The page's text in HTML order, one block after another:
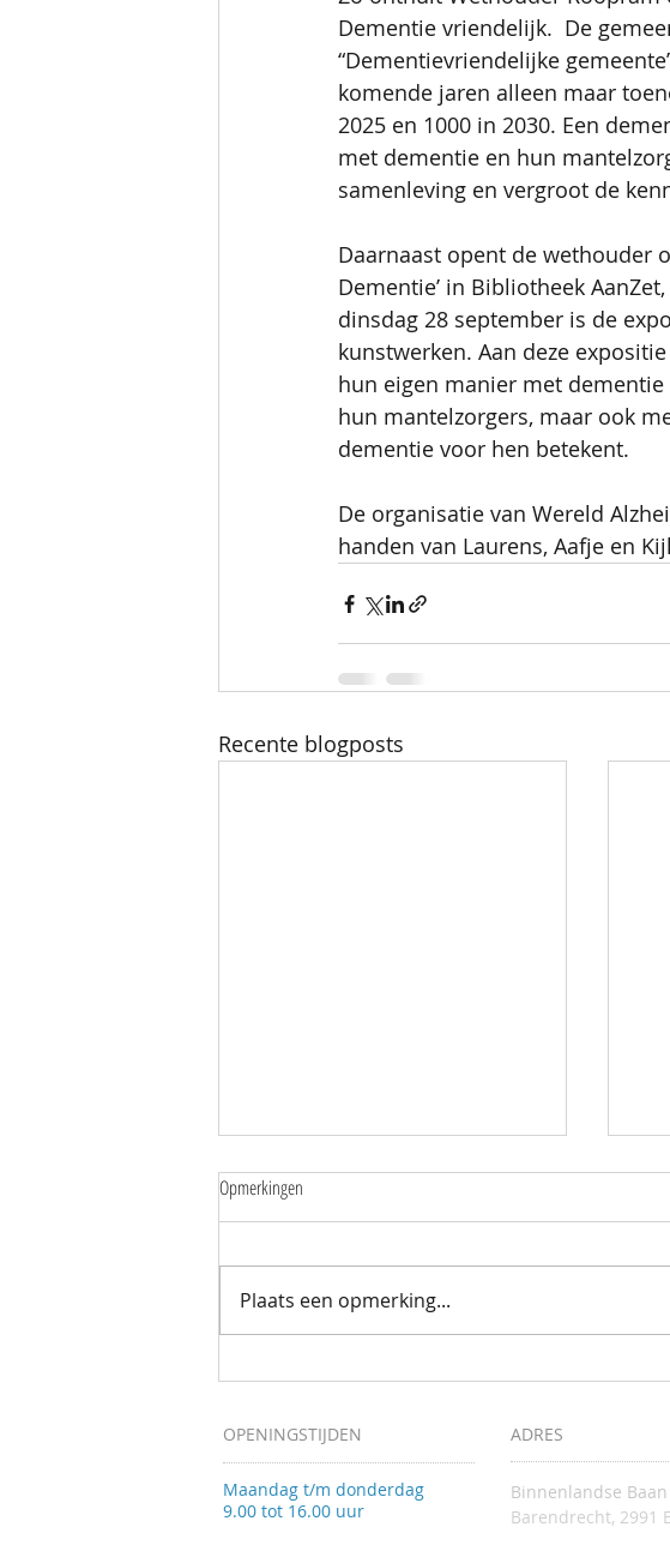
Dementie vriendelijk.  De
“Dementievriendelijke
komende jaren alleen maar
2025 en 1000 in 2030. Een
met dementie en hun
samenleving en vergroot de
Daarnaast opent de wethouder
Dementie’ in Bibliotheek
dinsdag 28 september is de
kunstwerken. Aan deze
hun eigen manier met
hun mantelzorgers, maar ook
dementie voor hen betekent.
De organisatie van Wereld
handen van Laurens, Aafje en
Recente blogposts
Mantelzorgers wandelen samen door de
Opmerkingen
Plaats een opmerking...
OPENINGSTIJDEN
Maandag t/m donderdag
9.00 tot 16.00 uur
ADRES
Binnenlandse Baan
Barendrecht, 2991